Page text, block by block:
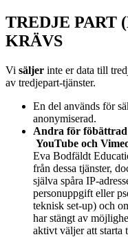
TREDJE PART
KRÄVS
Vi säljer inte er data till
av tredjepart-tjänster.
En del används för
anonymiserad.
Andra för föbättrad
YouTube och
Eva Bodfäldt
från dessa tjänster,
själva spåra IP-
personuppgift eller
teknisk set-up) och
har stängt av
aktivt väljer att starta